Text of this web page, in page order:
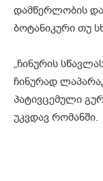
დამწერლობის
ბოტანიკური თუ
„ჩინურის
ჩინურად
პატივცემული
უკვდავ რომანში.